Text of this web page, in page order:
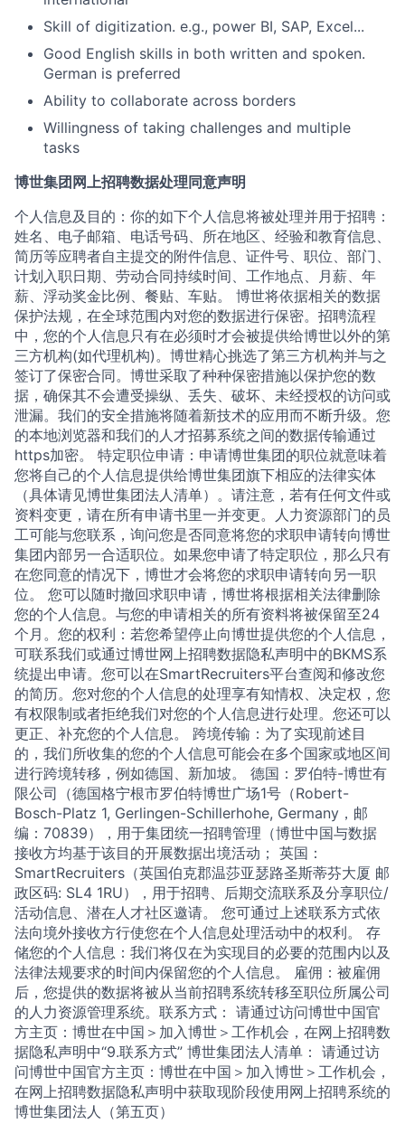
Skill of digitization. e.g., power BI, SAP, Excel...
Good English skills in both written and spoken.
German is preferred
Ability to collaborate across borders
Willingness of taking challenges and multiple
tasks
博世集团网上招聘数据处理同意声明
个人信息及目的：你的如下个人信息将被处理并用于招聘：
姓名、电子邮箱、电话号码、所在地区、经验和教育信息、
简历等应聘者自主提交的附件信息、证件号、职位、部门、
计划入职日期、劳动合同持续时间、工作地点、月薪、年
薪、浮动奖金比例、餐贴、车贴。 博世将依据相关的数据
保护法规，在全球范围内对您的数据进行保密。招聘流程
中，您的个人信息只有在必须时才会被提供给博世以外的第
三方机构(如代理机构)。博世精心挑选了第三方机构并与之
签订了保密合同。博世采取了种种保密措施以保护您的数
据，确保其不会遭受操纵、丢失、破坏、未经授权的访问或
泄漏。我们的安全措施将随着新技术的应用而不断升级。您
的本地浏览器和我们的人才招募系统之间的数据传输通过
https加密。 特定职位申请：申请博世集团的职位就意味着
您将自己的个人信息提供给博世集团旗下相应的法律实体
（具体请见博世集团法人清单）。请注意，若有任何文件或
资料变更，请在所有申请书里一并变更。人力资源部门的员
工可能与您联系，询问您是否同意将您的求职申请转向博世
集团内部另一合适职位。如果您申请了特定职位，那么只有
在您同意的情况下，博世才会将您的求职申请转向另一职
位。 您可以随时撤回求职申请，博世将根据相关法律删除
您的个人信息。与您的申请相关的所有资料将被保留至24
个月。您的权利：若您希望停止向博世提供您的个人信息，
可联系我们或通过博世网上招聘数据隐私声明中的BKMS系
统提出申请。您可以在SmartRecruiters平台查阅和修改您
的简历。您对您的个人信息的处理享有知情权、决定权，您
有权限制或者拒绝我们对您的个人信息进行处理。您还可以
更正、补充您的个人信息。 跨境传输：为了实现前述目
的，我们所收集的您的个人信息可能会在多个国家或地区间
进行跨境转移，例如德国、新加坡。 德国：罗伯特-博世有
限公司（德国格宁根市罗伯特博世广场1号（Robert-
Bosch-Platz 1, Gerlingen-Schillerhohe, Germany，邮
编：70839），用于集团统一招聘管理（博世中国与数据
接收方均基于该目的开展数据出境活动； 英国：
SmartRecruiters（英国伯克郡温莎亚瑟路圣斯蒂芬大厦 邮
政区码: SL4 1RU），用于招聘、后期交流联系及分享职位/
活动信息、潜在人才社区邀请。 您可通过上述联系方式依
法向境外接收方行使您在个人信息处理活动中的权利。 存
储您的个人信息：我们将仅在为实现目的必要的范围内以及
法律法规要求的时间内保留您的个人信息。 雇佣：被雇佣
后，您提供的数据将被从当前招聘系统转移至职位所属公司
的人力资源管理系统。联系方式： 请通过访问博世中国官
方主页：博世在中国＞加入博世＞工作机会，在网上招聘数
据隐私声明中“9.联系方式” 博世集团法人清单： 请通过访
问博世中国官方主页：博世在中国＞加入博世＞工作机会，
在网上招聘数据隐私声明中获取现阶段使用网上招聘系统的
博世集团法人（第五页）